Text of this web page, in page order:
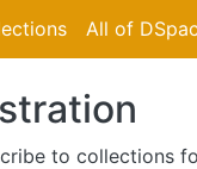
All of
to collections